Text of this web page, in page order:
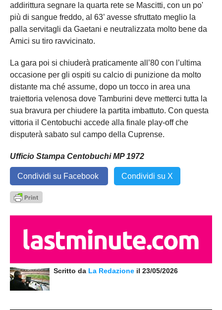
addirittura segnare la quarta rete se Mascitti, con un po'
più di sangue freddo, al 63’ avesse sfruttato meglio la
palla servitagli da Gaetani e neutralizzata molto bene da
Amici su tiro ravvicinato.
La gara poi si chiuderà praticamente all’80 con l’ultima
occasione per gli ospiti su calcio di punizione da molto
distante ma ché assume, dopo un tocco in area una
traiettoria velenosa dove Tamburini deve metterci tutta la
sua bravura per chiudere la partita imbattuto. Con questa
vittoria il Centobuchi accede alla finale play-off che
disputerà sabato sul campo della Cuprense.
Ufficio Stampa Centobuchi MP 1972
Condividi su Facebook Condividi su X
Scritto da La Redazione il 23/05/2026